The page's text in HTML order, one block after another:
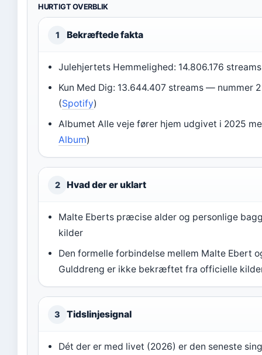
HURTIGT OVERBLIK
1 Bekræftede fakta
Julehjertets Hemmelighed: 14.806.176
Kun Med Dig: 13.644.407 streams — nummer
(Spotify)
Albumet Alle veje fører hjem udgivet i 2025
Album)
2 Hvad der er uklart
Malte Eberts præcise alder og personlige
kilder
Den formelle forbindelse mellem Malte Ebert
Gulddreng er ikke bekræftet fra officielle
3 Tidslinjesignal
Dét der er med livet (2026) er den seneste